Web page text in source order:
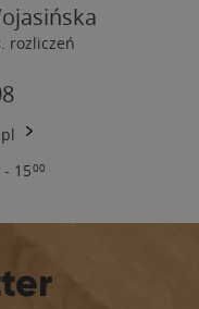
rozliczeń
- 1500